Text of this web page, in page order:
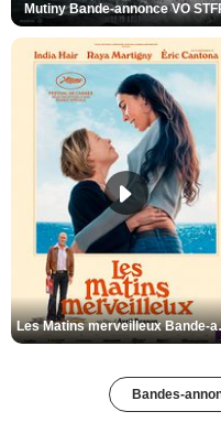
Mutiny Bande-annonce VO
Les
Bandes-